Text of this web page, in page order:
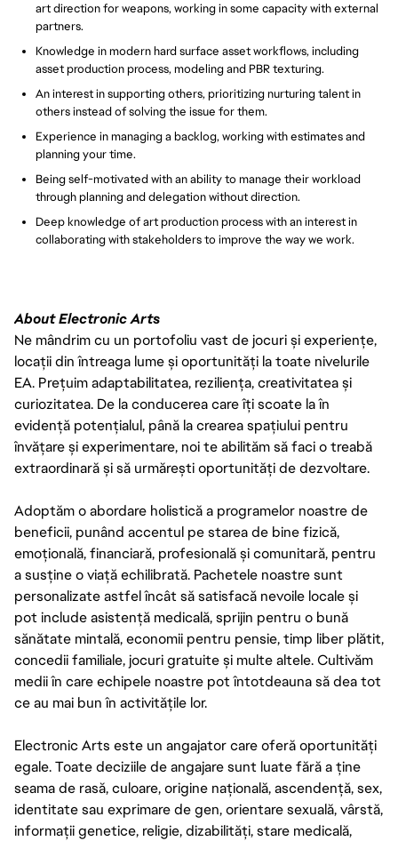
art direction for weapons, working in some capacity with external
partners.
Knowledge in modern hard surface asset workflows, including
asset production process, modeling and PBR texturing.
An interest in supporting others, prioritizing nurturing talent in
others instead of solving the issue for them.
Experience in managing a backlog, working with estimates and
planning your time.
Being self-motivated with an ability to manage their workload
through planning and delegation without direction.
Deep knowledge of art production process with an interest in
collaborating with stakeholders to improve the way we work.
About Electronic Arts
Ne mândrim cu un portofoliu vast de jocuri și experiențe,
locații din întreaga lume și oportunități la toate nivelurile
EA. Prețuim adaptabilitatea, reziliența, creativitatea și
curiozitatea. De la conducerea care îți scoate la în
evidență potențialul, până la crearea spațiului pentru
învățare și experimentare, noi te abilităm să faci o treabă
extraordinară și să urmărești oportunități de dezvoltare.
Adoptăm o abordare holistică a programelor noastre de
beneficii, punând accentul pe starea de bine fizică,
emoțională, financiară, profesională și comunitară, pentru
a susține o viață echilibrată. Pachetele noastre sunt
personalizate astfel încât să satisfacă nevoile locale și
pot include asistență medicală, sprijin pentru o bună
sănătate mintală, economii pentru pensie, timp liber plătit,
concedii familiale, jocuri gratuite și multe altele. Cultivăm
medii în care echipele noastre pot întotdeauna să dea tot
ce au mai bun în activitățile lor.
Electronic Arts este un angajator care oferă oportunități
egale. Toate deciziile de angajare sunt luate fără a ține
seama de rasă, culoare, origine națională, ascendență, sex,
identitate sau exprimare de gen, orientare sexuală, vârstă,
informații genetice, religie, dizabilități, stare medicală,